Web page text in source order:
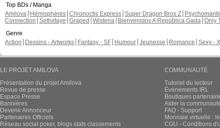
Top BDs / Manga
Amilova
Hémisphères Chronoctis Express Super Dragon Bros Z
Connection Sethxfaye Graped Wisteria Bienvenidos A República Gada Only
Genre
Action
Dessins - Artworks Fantasy - SF Humour Jeunesse Romance Sexy -
LE PROJET AMILOVA
Présentation du projet Amilova
Revue de presse
Espace Presse
Bannières
Devenir Annonceur
Partenaires Officiels
Réseau social poker, blogs stats classements
COMMUNAUTÉ
Tutoriel du lecteur
Évènements IRL
Boutiques
Aider la
FAQ - Support
Monnaie virtuelle :
CGU - Conditions